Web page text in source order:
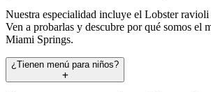
Nuestra especialidad incluye el Lobster
Ven a probarlas y descubre por qué somos el
Miami Springs.
¿Tienen menú para niños?